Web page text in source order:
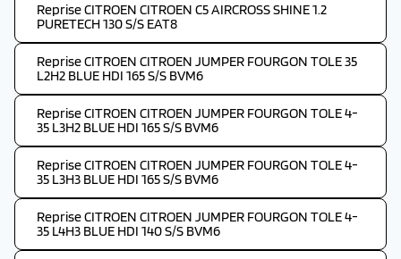
Reprise CITROEN CITROEN C5 AIRCROSS SHINE 1.2
PURETECH 130 S/S EAT8
Reprise CITROEN CITROEN JUMPER FOURGON TOLE 35
L2H2 BLUE HDI 165 S/S BVM6
Reprise CITROEN CITROEN JUMPER FOURGON TOLE 4-
35 L3H2 BLUE HDI 165 S/S BVM6
Reprise CITROEN CITROEN JUMPER FOURGON TOLE 4-
35 L3H3 BLUE HDI 165 S/S BVM6
Reprise CITROEN CITROEN JUMPER FOURGON TOLE 4-
35 L4H3 BLUE HDI 140 S/S BVM6